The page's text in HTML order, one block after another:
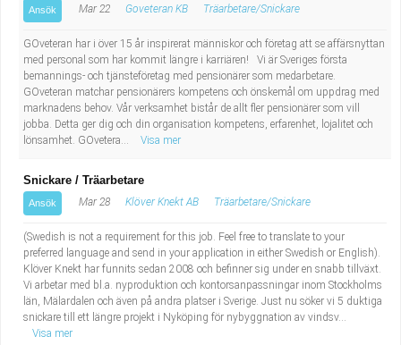
Ansök Mar 22 Goveteran KB Träarbetare/Snickare
GOveteran har i över 15 år inspirerat människor och företag att se affärsnyttan
med personal som har kommit längre i karriären! Vi är Sveriges första
bemannings- och tjänsteföretag med pensionärer som medarbetare.
GOveteran matchar pensionärers kompetens och önskemål om uppdrag med
marknadens behov. Vår verksamhet bistår de allt fler pensionärer som vill
jobba. Detta ger dig och din organisation kompetens, erfarenhet, lojalitet och
lönsamhet. GOvetera...
Visa mer
Snickare / Träarbetare
Ansök Mar 28 Klöver Knekt AB Träarbetare/Snickare
(Swedish is not a requirement for this job. Feel free to translate to your
preferred language and send in your application in either Swedish or English).
Klöver Knekt har funnits sedan 2008 och befinner sig under en snabb tillväxt.
Vi arbetar med bl.a. nyproduktion och kontorsanpassningar inom Stockholms
län, Mälardalen och även på andra platser i Sverige. Just nu söker vi 5 duktiga
snickare till ett längre projekt i Nyköping för nybyggnation av vindsv...
Visa mer